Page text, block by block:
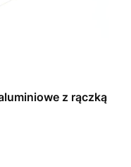
z rączką